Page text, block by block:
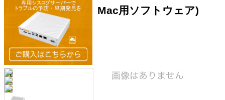
Mac用ソフトウェア)